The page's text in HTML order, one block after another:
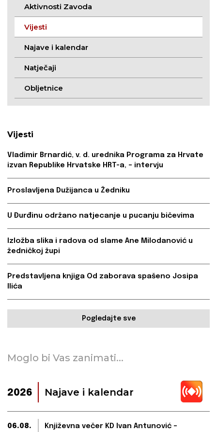
Aktivnosti Zavoda
Vijesti
Najave i kalendar
Natječaji
Obljetnice
Vijesti
Vladimir Brnardić, v. d. urednika Programa za Hrvate
izvan Republike Hrvatske HRT-a, – intervju
Proslavljena Dužijanca u Žedniku
U Đurđinu održano natjecanje u pucanju bičevima
Izložba slika i radova od slame Ane Milodanović u
žedničkoj župi
Predstavljena knjiga Od zaborava spašeno Josipa
Ilića
Pogledajte sve
Moglo bi Vas zanimati...
2026 Najave i kalendar
06.08.
Književna večer KD Ivan Antunović –